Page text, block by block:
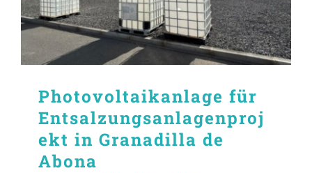
Photovoltaikanlage für
Entsalzungsanlagenproj
ekt in Granadilla de
Abona